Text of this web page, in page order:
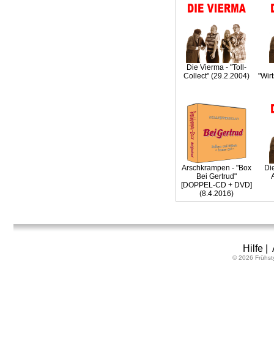
Die Vierma - "Toll-
Collect" (29.2.2004)
Arschkrampen - "Box
Bei Gertrud"
[DOPPEL-CD + DVD]
(8.4.2016)
Hilfe|
© 2026